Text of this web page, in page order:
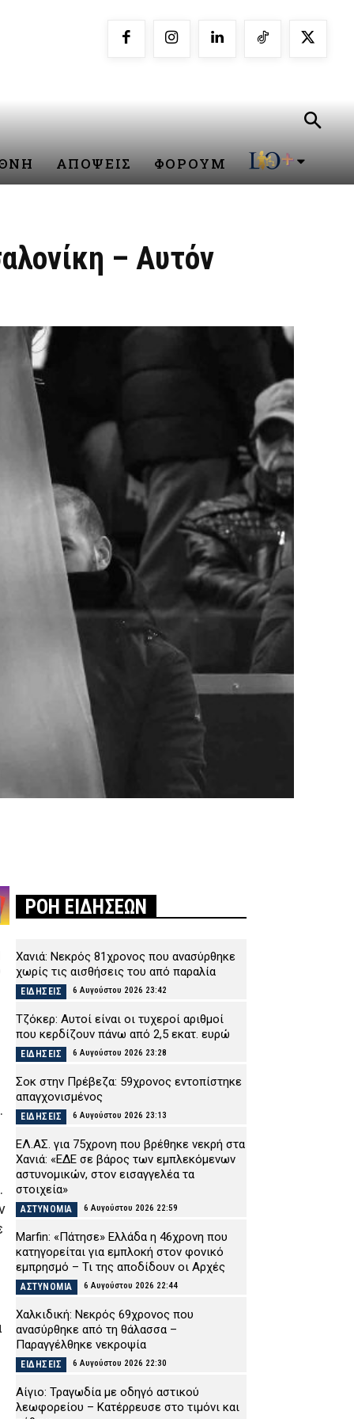
ΑΠΟΨΕΙΣ ΦΟΡΟΥΜ
– Αυτόν
ΡΟΗ ΕΙΔΗΣΕΩΝ
Χανιά: Νεκρός 81χρονος που ανασύρθηκε
χωρίς τις αισθήσεις του από παραλία
ΕΙΔΗΣΕΙΣ 6 Αυγούστου 2026 23:42
Τζόκερ: Αυτοί είναι οι τυχεροί αριθμοί
που κερδίζουν πάνω από 2,5 εκατ. ευρώ
ΕΙΔΗΣΕΙΣ 6 Αυγούστου 2026 23:28
Σοκ στην Πρέβεζα: 59χρονος εντοπίστηκε
απαγχονισμένος
ΕΙΔΗΣΕΙΣ 6 Αυγούστου 2026 23:13
ΕΛ.ΑΣ. για 75χρονη που βρέθηκε νεκρή στα
Χανιά: «ΕΔΕ σε βάρος των εμπλεκόμενων
αστυνομικών, στον εισαγγελέα τα
στοιχεία»
ΑΣΤΥΝΟΜΙΑ 6 Αυγούστου 2026 22:59
Marfin: «Πάτησε» Ελλάδα η 46χρονη που
κατηγορείται για εμπλοκή στον φονικό
εμπρησμό – Τι της αποδίδουν οι Αρχές
ΑΣΤΥΝΟΜΙΑ 6 Αυγούστου 2026 22:44
Χαλκιδική: Νεκρός 69χρονος που
ανασύρθηκε από τη θάλασσα –
Παραγγέλθηκε νεκροψία
ΕΙΔΗΣΕΙΣ 6 Αυγούστου 2026 22:30
Αίγιο: Τραγωδία με οδηγό αστικού
λεωφορείου – Κατέρρευσε στο τιμόνι και